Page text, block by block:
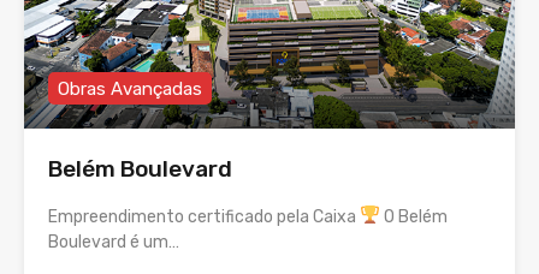
Obras Avançadas
Belém Boulevard
Empreendimento certificado pela Caixa
O Belém
Boulevard é um…